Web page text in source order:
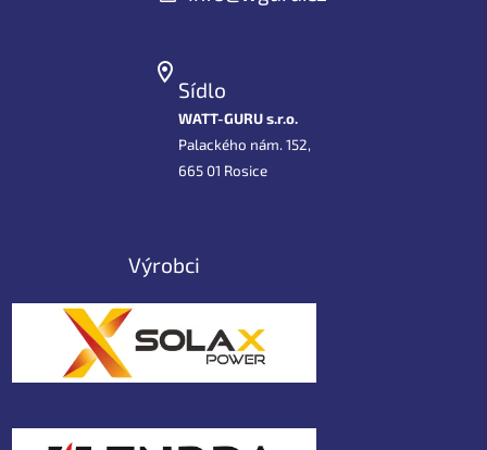
Sídlo
WATT-GURU s.r.o.
Palackého nám. 152,
665 01 Rosice
Výrobci